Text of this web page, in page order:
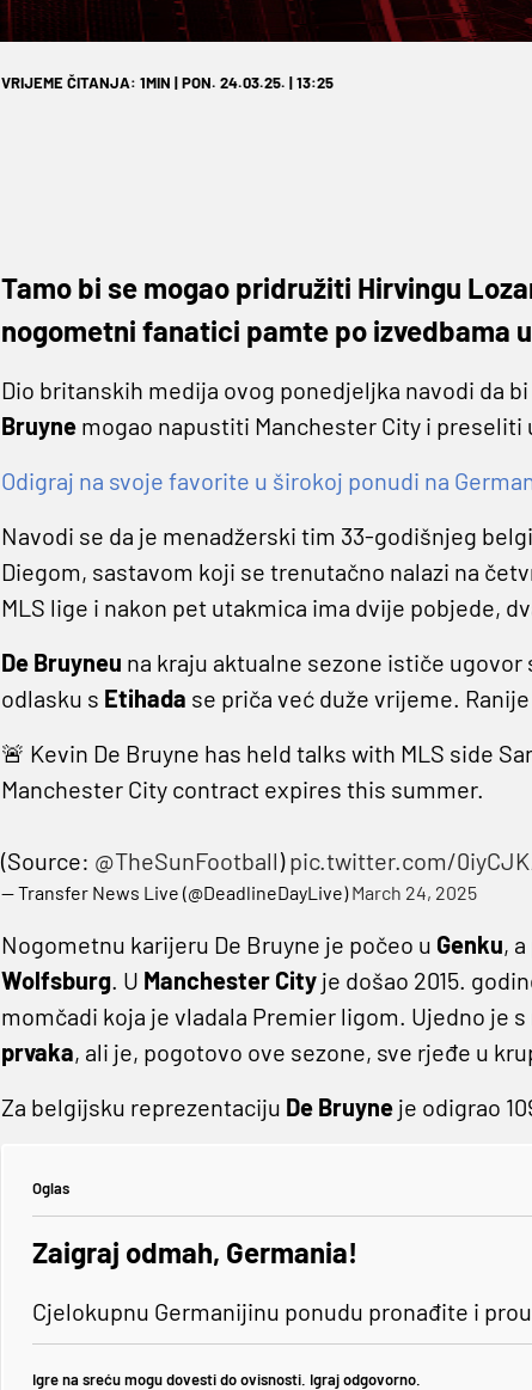
VRIJEME ČITANJA: 1MIN | PON. 24.03.25. | 13:25
Tamo bi se mogao pridružiti Hirvingu
nogometni fanatici pamte po izvedbama
Dio britanskih medija ovog ponedjeljka navodi da
Bruyne mogao napustiti Manchester City i preseliti
Odigraj na svoje favorite u širokoj ponudi na
Navodi se da je menadžerski tim 33-godišnjeg
Diegom, sastavom koji se trenutačno nalazi na
MLS lige i nakon pet utakmica ima dvije pobjede,
De Bruyneu na kraju aktualne sezone ističe ugovor
odlasku s Etihada se priča već duže vrijeme.
🚨 Kevin De Bruyne has held talks with MLS side
Manchester City contract expires this summer.
(Source: @TheSunFootball)pic.twitter.com/
— Transfer News Live (@DeadlineDayLive)March 24, 2025
Nogometnu karijeru De Bruyne je počeo u Genku,
Wolfsburg. U Manchester City je došao 2015.
momčadi koja je vladala Premier ligom. Ujedno je
prvaka, ali je, pogotovo ove sezone, sve rjeđe u
Za belgijsku reprezentaciju De Bruyne je odigrao
Oglas
Zaigraj odmah, Germania!
Cjelokupnu Germanijinu ponudu pronađite i
Igre na sreću mogu dovesti do ovisnosti. Igraj odgovorno.